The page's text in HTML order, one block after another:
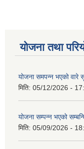
योजना तथा
योजना समपन्न भएको वारे
मिति: 05/12/2026 -
योजना सम्पन्न भएको
मिति: 05/09/2026 -